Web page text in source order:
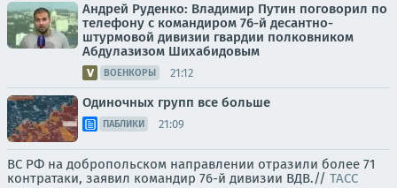
Андрей Руденко: Владимир Путин поговорил по
телефону с командиром 76-й десантно-
штурмовой дивизии гвардии полковником
Абдулазизом Шихабидовым
ВОЕНКОРЫ 21:12
Одиночных групп все больше
ПАБЛИКИ 21:09
ВС РФ на добропольском направлении отразили более 71
контратаки, заявил командир 76-й дивизии ВДВ.// ТАСС